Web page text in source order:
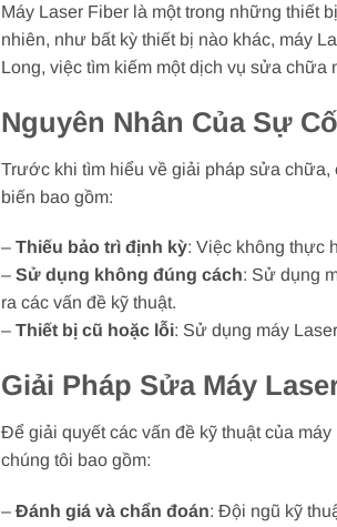
Máy Laser Fiber là một trong những thiết
nhiên, như bất kỳ thiết bị nào khác, máy
Long, việc tìm kiếm một dịch vụ sửa chữa
Nguyên Nhân Của Sự
Trước khi tìm hiểu về giải pháp sửa chữa,
biến bao gồm:
– Thiếu bảo trì định kỳ: Việc không thực
– Sử dụng không đúng cách: Sử dụng
ra các vấn đề kỹ thuật.
– Thiết bị cũ hoặc lỗi: Sử dụng máy
Giải Pháp Sửa Máy
Để giải quyết các vấn đề kỹ thuật của
chúng tôi bao gồm:
– Đánh giá và chẩn đoán: Đội ngũ kỹ